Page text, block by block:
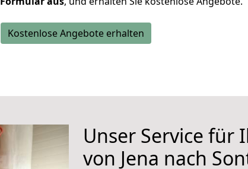
Kostenlose Angebote erhalten
Unser Service für
von Jena nach